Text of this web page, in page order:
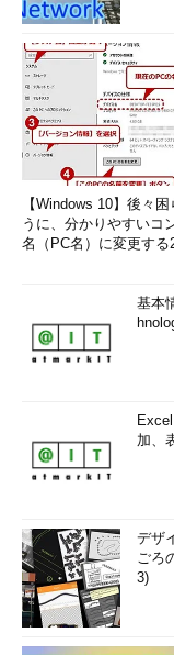
【Windows 10】後々困
うに、分かりやすいコ
名（PC名）に変更する
基本
加、
デザ
ごろ
3)